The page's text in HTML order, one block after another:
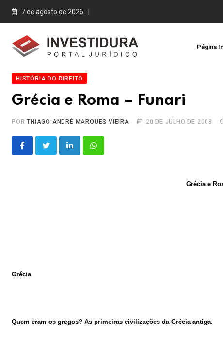
Skip
7 de agosto de 2026
Página
HISTÓRIA DO DIREITO
Grécia e Roma – Funari
PORTHIAGO ANDRÉ MARQUES VIEIRA 20 DE JULHO DE 2008
LinkedInWhatsapp
Grécia e
Grécia
Quem eram os gregos? As primeiras civilizações da Grécia antiga.